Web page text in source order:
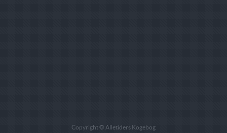
Copyright © Alletiders Kogebog